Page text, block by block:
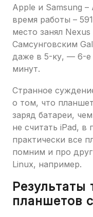
Apple и Samsung –
время работы –
место занял
Самсунговским
даже в 5-ку, — 6-е
минут.
Странное
о том, что
заряд батареи,
не считать iPad,
практически все
помним и про
Linux, например.
Результаты
планшетов